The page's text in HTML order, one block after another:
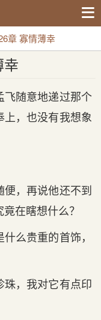
章 寡情薄幸
幸
飞随意地递过那个
，也没有我想象
，再说他还不到
在瞎想什么？
么贵重的首饰，
，我对它有点印